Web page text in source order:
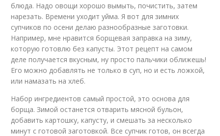
блюда. Надо овощи хорошо вымыть, почистить, затем
нарезать. Времени уходит уйма. Я вот для зимних
супчиков по осени делаю разнообразные заготовки.
Например, мне нравится борщевая заправка на зиму,
которую готовлю без капусты. Этот рецепт на самом
деле получается вкусным, ну просто пальчики оближешь!
Его можно добавлять не только в суп, но и есть ложкой,
или намазать на хлеб.
Набор ингредиентов самый простой, это основа для
борща. Зимой останется отварить мясной бульон,
добавить картошку, капусту, и смешать за несколько
минут с готовой заготовкой. Все супчик готов, он всегда